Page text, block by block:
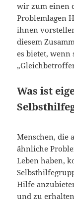
wir zum einen
Problemlagen
ihnen
diesem
es bietet, wenn
Was ist
Menschen, die
ähnliche
Leben haben,
Hilfe
und zu